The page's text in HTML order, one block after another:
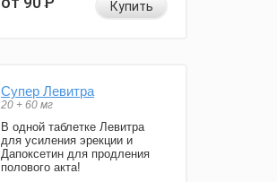
Купить
Супер Левитра
20 + 60 мг
В одной таблетке Левитра
для усиления эрекции и
Дапоксетин для продления
полового акта!